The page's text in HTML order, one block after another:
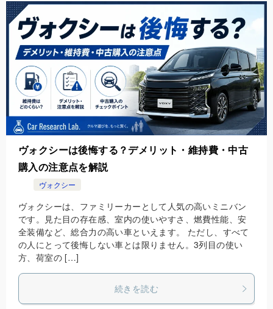
ヴォクシーは後悔する？デメリット・維持費・中古
購入の注意点を解説
ヴォクシー
ヴォクシーは、ファミリーカーとして人気の高いミニバン
です。見た目の存在感、室内の使いやすさ、燃費性能、安
全装備など、総合力の高い車といえます。 ただし、すべて
の人にとって後悔しない車とは限りません。3列目の使い
方、荷室の […]
続きを読む